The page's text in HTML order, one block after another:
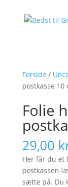
Forside /
postkasse 10
Folie
29,00
Her får du et
postkassen
sætte på. Du